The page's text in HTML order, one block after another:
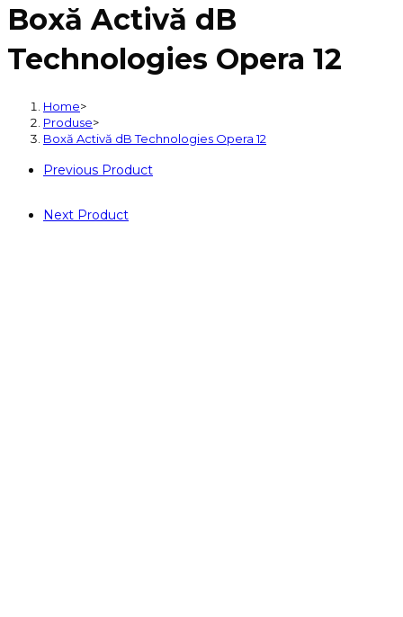
dB
Technologies
Opera
Boxă Activă dB
Technologies Opera 12
Home>
Produse>
Boxă Activă dB Technologies Opera 12
Previous Product
Next Product